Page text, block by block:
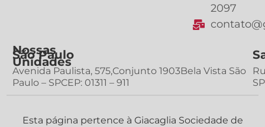
2097
Nossas
Unidades
São Paulo
Avenida Paulista, 575,Conjunto 1903Bela Vista São
Paulo – SPCEP: 01311 – 911
Esta página pertence à Giacaglia Sociedade de